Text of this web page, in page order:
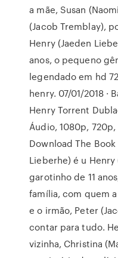
a mãe, Susan
(Jacob Tremblay),
Henry (Jaeden
anos, o pequeno
legendado em hd
henry. 07/01/2018 ·
Henry Torrent
Áudio, 1080p,
Download The
Lieberhe) é u
garotinho de 11
família, com quem
e o irmão, Peter
contar para tudo.
vizinha, Christina